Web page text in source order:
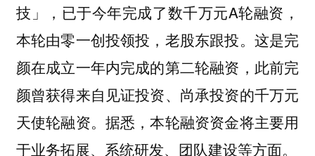
技」，已于今年完成了数千万元A轮融资，
本轮由零一创投领投，老股东跟投。这是完
颜在成立一年内完成的第二轮融资，此前完
颜曾获得来自见证投资、尚承投资的千万元
天使轮融资。据悉，本轮融资资金将主要用
于业务拓展、系统研发、团队建设等方面。